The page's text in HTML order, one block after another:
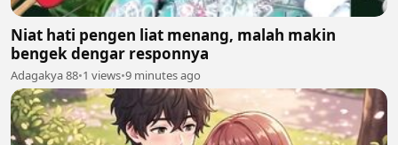
Niat hati pengen liat menang, malah makin
bengek dengar responnya
Adagakya 88•1 views•9 minutes ago